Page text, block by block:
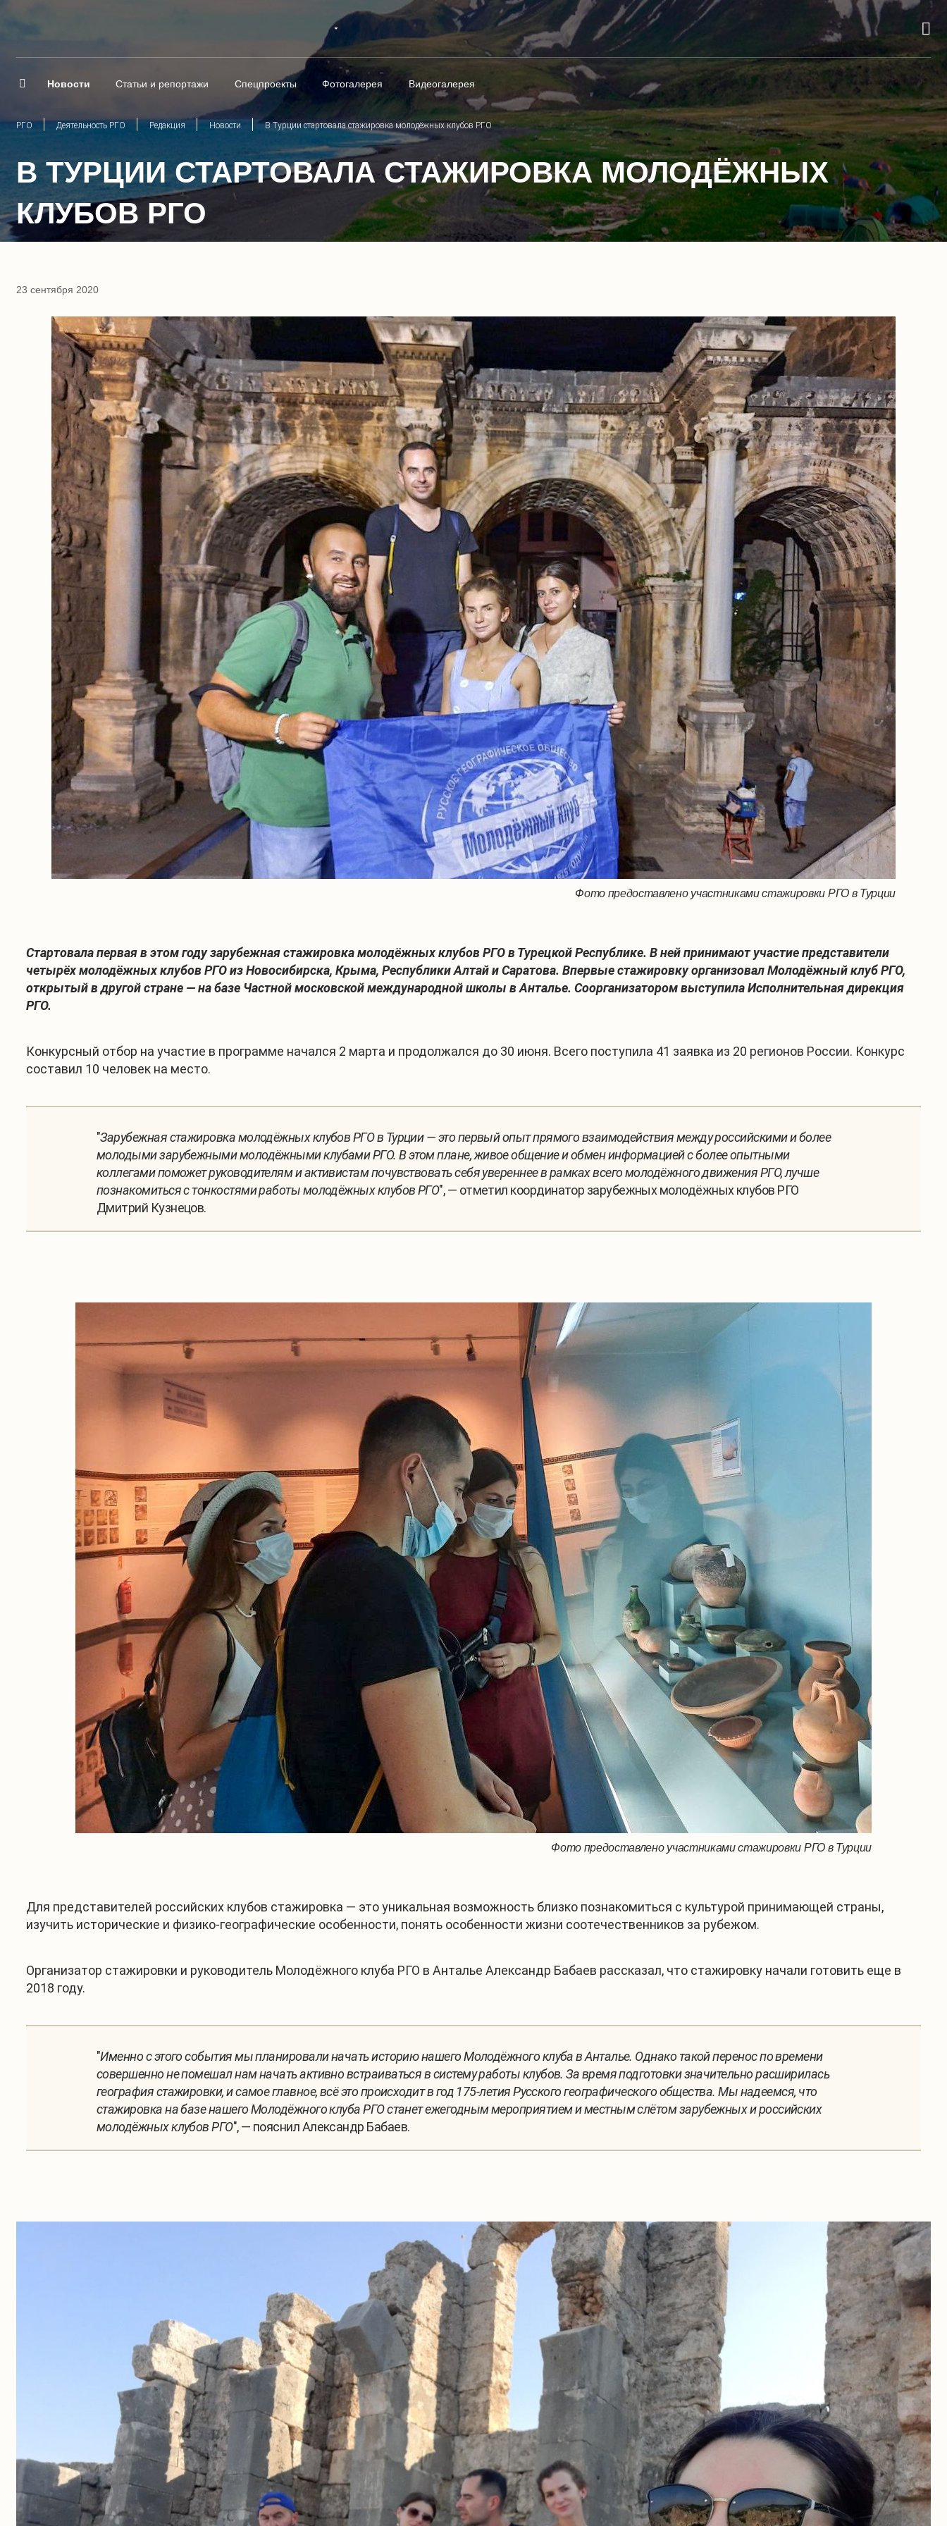
Новости Статьи и репортажи Спецпроекты Фотогалерея Видеогалерея
РГО Деятельность РГО Редакция Новости В Турции стартовала стажировка молодёжных клубов РГО
В ТУРЦИИ СТАРТОВАЛА СТАЖИРОВКА МОЛОДЁЖНЫХ
КЛУБОВ РГО
23 сентября 2020
Фото предоставлено участниками стажировки РГО в Турции
Стартовала первая в этом году зарубежная стажировка молодёжных клубов РГО в Турецкой Республике. В ней принимают участие представители
четырёх молодёжных клубов РГО из Новосибирска, Крыма, Республики Алтай и Саратова. Впервые стажировку организовал Молодёжный клуб РГО,
открытый в другой стране — на базе Частной московской международной школы в Анталье. Соорганизатором выступила Исполнительная дирекция
РГО.
Конкурсный отбор на участие в программе начался 2 марта и продолжался до 30 июня. Всего поступила 41 заявка из 20 регионов России. Конкурс
составил 10 человек на место.
"Зарубежная стажировка молодёжных клубов РГО в Турции — это первый опыт прямого взаимодействия между российскими и более
молодыми зарубежными молодёжными клубами РГО. В этом плане, живое общение и обмен информацией с более опытными
коллегами поможет руководителям и активистам почувствовать себя увереннее в рамках всего молодёжного движения РГО, лучше
познакомиться с тонкостями работы молодёжных клубов РГО", — отметил координатор зарубежных молодёжных клубов РГО
Дмитрий Кузнецов.
Фото предоставлено участниками стажировки РГО в Турции
Для представителей российских клубов стажировка — это уникальная возможность близко познакомиться с культурой принимающей страны,
изучить исторические и физико-географические особенности, понять особенности жизни соотечественников за рубежом.
Организатор стажировки и руководитель Молодёжного клуба РГО в Анталье Александр Бабаев рассказал, что стажировку начали готовить еще в
2018 году.
"Именно с этого события мы планировали начать историю нашего Молодёжного клуба в Анталье. Однако такой перенос по времени
совершенно не помешал нам начать активно встраиваться в систему работы клубов. За время подготовки значительно расширилась
география стажировки, и самое главное, всё это происходит в год 175-летия Русского географического общества. Мы надеемся, что
стажировка на базе нашего Молодёжного клуба РГО станет ежегодным мероприятием и местным слётом зарубежных и российских
молодёжных клубов РГО", — пояснил Александр Бабаев.